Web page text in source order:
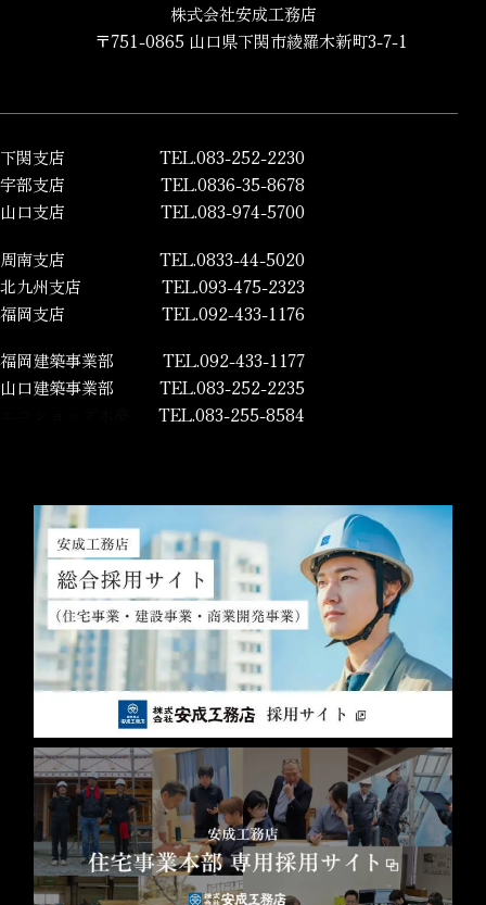
株式会社安成工務店
〒751-0865 山口県下関市綾羅木新町3-7-1
下関支店
TEL.083-252-2230
宇部支店
TEL.0836-35-8678
山口支店
TEL.083-974-5700
周南支店
TEL.0833-44-5020
北九州支店
TEL.093-475-2323
福岡支店
TEL.092-433-1176
福岡建築事業部
TEL.092-433-1177
山口建築事業部
TEL.083-252-2235
TEL.083-255-8584